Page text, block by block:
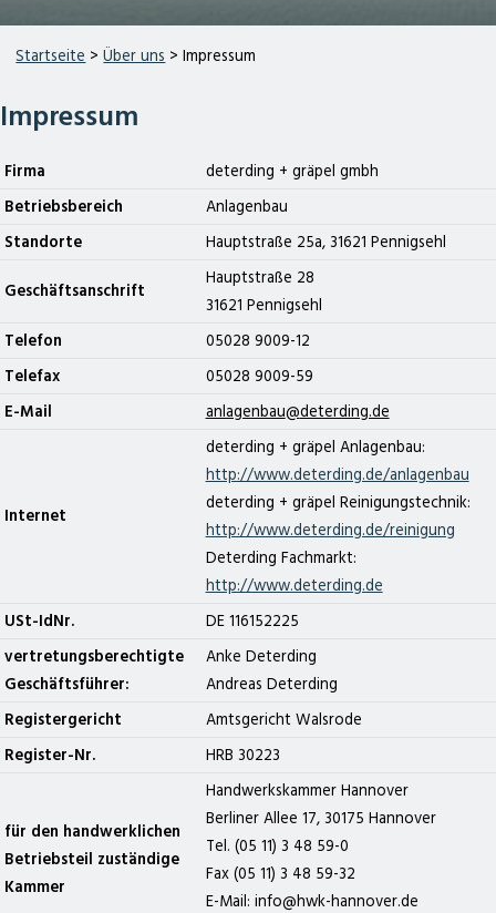
Startseite >Über uns > Impressum
Impressum
Firma deterding + gräpel gmbh
Betriebsbereich Anlagenbau
Standorte Hauptstraße 25a, 31621 Pennigsehl
Geschäftsanschrift
Hauptstraße 28
31621 Pennigsehl
Telefon 05028 9009-12
Telefax 05028 9009-59
E-Mail @
Internet
deterding + gräpel Anlagenbau:
http://www.deterding.de/anlagenbau
deterding + gräpel Reinigungstechnik:
http://www.deterding.de/reinigung
Deterding Fachmarkt:
http://www.deterding.de
USt-IdNr. DE 116152225
vertretungsberechtigte
Geschäftsführer:
Anke Deterding
Andreas Deterding
Registergericht Amtsgericht Walsrode
Register-Nr. HRB 30223
für den handwerklichen
Betriebsteil zuständige
Kammer
Handwerkskammer Hannover
Berliner Allee 17, 30175 Hannover
Tel. (05 11) 3 48 59-0
Fax (05 11) 3 48 59-32
E-Mail: info@hwk-hannover.de